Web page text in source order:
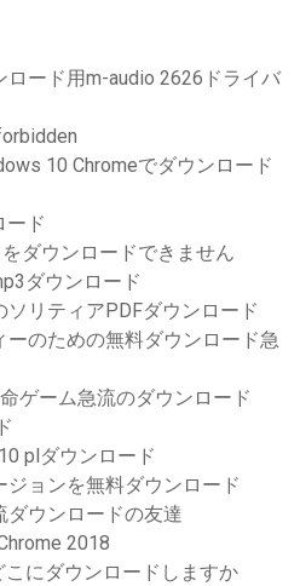
ード用m-audio 2626ドライバ
10 Chromeでダウンロード
ード
ダウンロードできません
ダウンロード
リティアPDFダウンロード
のための無料ダウンロード急
ゲーム急流のダウンロード
plダウンロード
ョンを無料ダウンロード
ダウンロードの友達
2018
にダウンロードしますか